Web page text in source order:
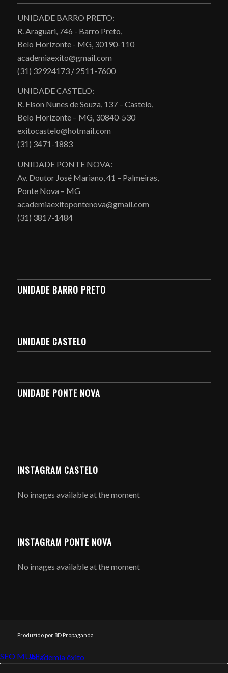
UNIDADE BARRO PRETO:
R. Araguari, 746 - Barro Preto,
Belo Horizonte - MG, 30190-110
academiaexito@gmail.com
(31) 32924173 / 2511-7600
UNIDADE CASTELO:
R. Elson Nunes de Souza, 137 – Castelo,
Belo Horizonte – MG, 30840-530
exitocastelo@hotmail.com
(31) 3471-1883
UNIDADE PONTE NOVA:
Av. Doutor José Mariano, 41 – Palmeiras,
Ponte Nova – MG
academiaexitopontenova@gmail.com
(31) 3817-1484
UNIDADE BARRO PRETO
UNIDADE CASTELO
UNIDADE PONTE NOVA
INSTAGRAM CASTELO
No images available at the moment
INSTAGRAM PONTE NOVA
No images available at the moment
Produzido por 8D Propaganda
SEO MUNIZ
Link112Academia êxito